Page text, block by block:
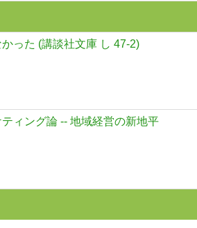
った (講談社文庫 し 47-2)
ィング論 -- 地域経営の新地平